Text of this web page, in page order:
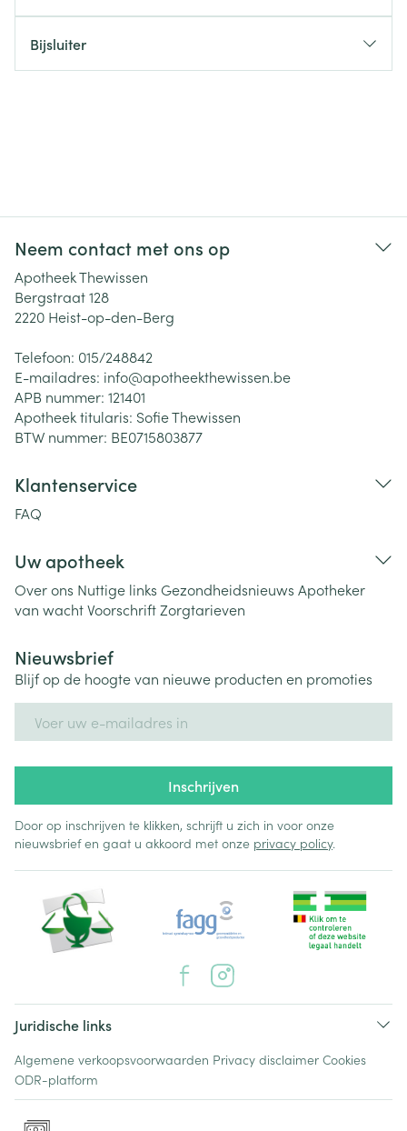
Bijsluiter
Neem contact met ons op
Apotheek Thewissen
Bergstraat 128
2220 Heist-op-den-Berg
Telefoon: 015/248842
E-mailadres: info@apotheekthewissen.be
APB nummer: 121401
Apotheek titularis: Sofie Thewissen
BTW nummer: BE0715803877
Klantenservice
FAQ
Uw apotheek
Over ons Nuttige links Gezondheidsnieuws Apotheker
van wachtVoorschriftZorgtarieven
Nieuwsbrief
Blijf op de hoogte van nieuwe producten en promoties
Inschrijven
Door op inschrijven te klikken, schrijft u zich in voor onze
nieuwsbrief en gaat u akkoord met onze privacy policy.
Juridische links
Algemene verkoopsvoorwaarden Privacy disclaimer Cookies
ODR-platform